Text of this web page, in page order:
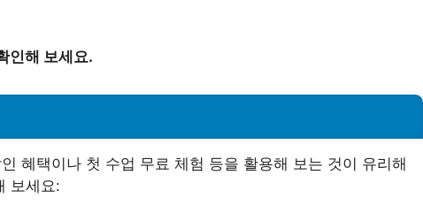
인해 보세요.
혜택이나 첫 수업 무료 체험 등을 활용해 보는 것이 유리해
보세요: